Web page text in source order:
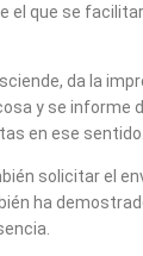
el que se
da la
y se informe
en ese
solicitar el
ha